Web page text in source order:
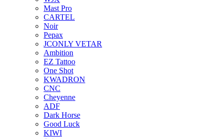
Mast Pro
CARTEL
Noir
Pepax
JCONLY VETAR
Ambition
EZ Tattoo
One Shot
KWADRON
CNC
Cheyenne
ADF
Dark Horse
Good Luck
KIWI